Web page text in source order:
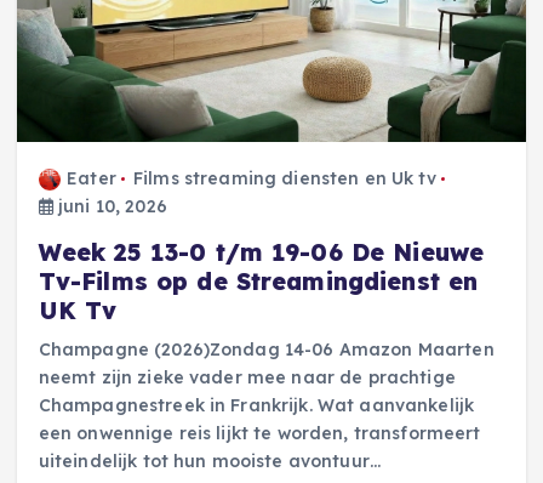
Eater
Films streaming diensten en Uk tv
juni 10, 2026
Week 25 13-0 t/m 19-06 De Nieuwe
Tv-Films op de Streamingdienst en
UK Tv
Champagne (2026)Zondag 14-06 Amazon Maarten
neemt zijn zieke vader mee naar de prachtige
Champagnestreek in Frankrijk. Wat aanvankelijk
een onwennige reis lijkt te worden, transformeert
uiteindelijk tot hun mooiste avontuur…